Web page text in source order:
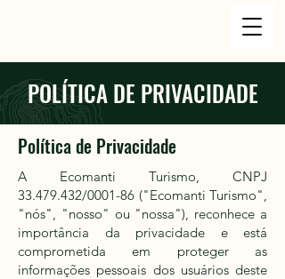
POLÍTICA DE PRIVACIDADE
Política de Privacidade
A Ecomanti Turismo, CNPJ
33.479.432/0001-86 ("Ecomanti Turismo",
"nós", "nosso" ou "nossa"), reconhece a
importância da privacidade e está
comprometida em proteger as
informações pessoais dos usuários deste